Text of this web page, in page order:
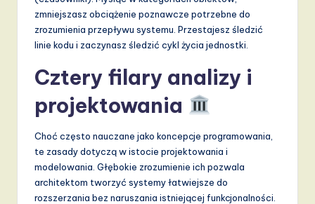
ti
o
zmniejszasz obciążenie poznawcze potrzebne do
zrozumienia przepływu systemu. Przestajesz śledzić
linie kodu i zaczynasz śledzić cykl życia jednostki.
Cztery filary analizy i
projektowania
Choć często nauczane jako koncepcje programowania,
te zasady dotyczą w istocie projektowania i
modelowania. Głębokie zrozumienie ich pozwala
architektom tworzyć systemy łatwiejsze do
rozszerzania bez naruszania istniejącej funkcjonalności.